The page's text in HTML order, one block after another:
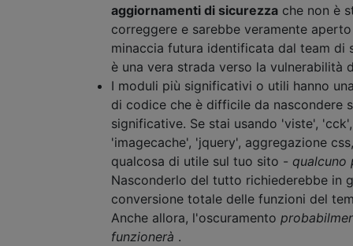
aggiornamenti di sicurezza che non è
correggere e sarebbe veramente
minaccia futura identificata dal team di
è una vera strada verso la vulnerabilità
I moduli più significativi o utili hanno
di codice che è difficile da nascondere
significative. Se stai usando 'viste',
'imagecache', 'jquery', aggregazione
qualcosa di utile sul tuo sito - qualcuno
Nasconderlo del tutto richiederebbe in
conversione totale delle funzioni del
Anche allora, l'oscuramento
funzionerà .